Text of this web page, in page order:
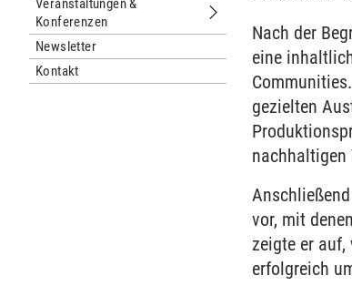
Veranstaltungen &
Konferenzen
Untermenu
Newsletter
Kontakt
Nach der
eine
gezielten
nachhaltigen
vor, mit
zeigte er
erfolgreich